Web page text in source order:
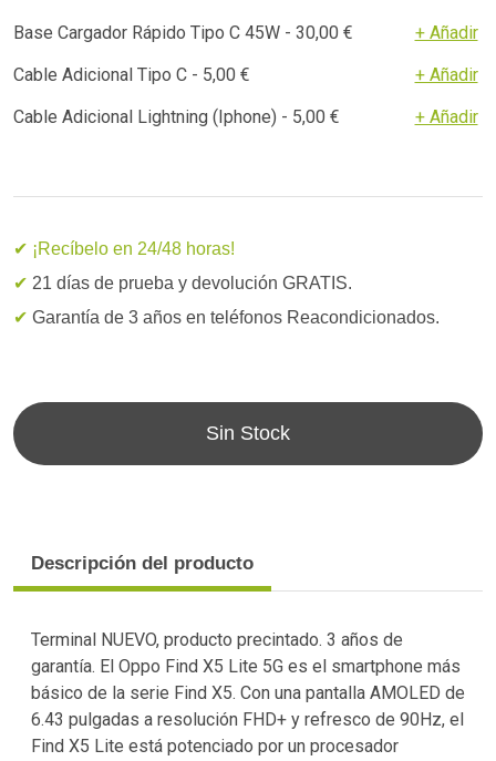
Base Cargador Rápido Tipo C 45W - 30,00 €
+ Añadir
Cable Adicional Tipo C - 5,00 €
+ Añadir
Cable Adicional Lightning (Iphone) - 5,00 €
+ Añadir
✔ ¡Recíbelo en 24/48 horas!
✔ 21 días de prueba y devolución GRATIS.
✔ Garantía de 3 años en teléfonos Reacondicionados.
Sin Stock
Descripción del producto
Terminal NUEVO, producto precintado. 3 años de
garantía. El Oppo Find X5 Lite 5G es el smartphone más
básico de la serie Find X5. Con una pantalla AMOLED de
6.43 pulgadas a resolución FHD+ y refresco de 90Hz, el
Find X5 Lite está potenciado por un procesador